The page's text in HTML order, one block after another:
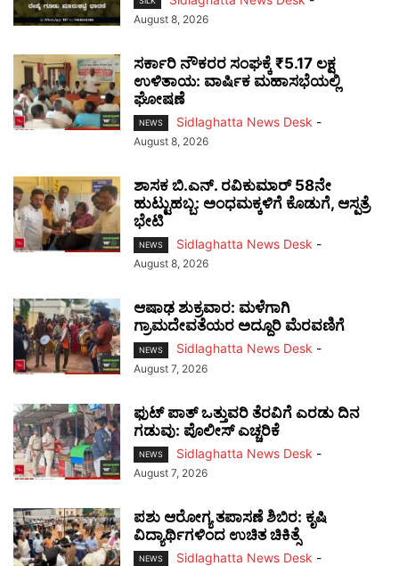
August 8, 2026
ಸರ್ಕಾರಿ ನೌಕರರ ಸಂಘಕ್ಕೆ ₹5.17 ಲಕ್ಷ
ಉಳಿತಾಯ: ವಾರ್ಷಿಕ ಮಹಾಸಭೆಯಲ್ಲಿ
ಘೋಷಣೆ
NEWS Sidlaghatta News Desk -
August 8, 2026
ಶಾಸಕ ಬಿ.ಎನ್. ರವಿಕುಮಾರ್ 58ನೇ
ಹುಟ್ಟುಹಬ್ಬ: ಅಂಧಮಕ್ಕಳಿಗೆ ಕೊಡುಗೆ, ಆಸ್ಪತ್ರೆ
ಭೇಟಿ
NEWS Sidlaghatta News Desk -
August 8, 2026
ಆಷಾಢ ಶುಕ್ರವಾರ: ಮಳೆಗಾಗಿ
ಗ್ರಾಮದೇವತೆಯರ ಅದ್ದೂರಿ ಮೆರವಣಿಗೆ
NEWS Sidlaghatta News Desk -
August 7, 2026
ಫುಟ್‌ ಪಾತ್ ಒತ್ತುವರಿ ತೆರವಿಗೆ ಎರಡು ದಿನ
ಗಡುವು: ಪೊಲೀಸ್ ಎಚ್ಚರಿಕೆ
NEWS Sidlaghatta News Desk -
August 7, 2026
ಪಶು ಆರೋಗ್ಯ ತಪಾಸಣೆ ಶಿಬಿರ: ಕೃಷಿ
ವಿದ್ಯಾರ್ಥಿಗಳಿಂದ ಉಚಿತ ಚಿಕಿತ್ಸೆ
NEWS Sidlaghatta News Desk -